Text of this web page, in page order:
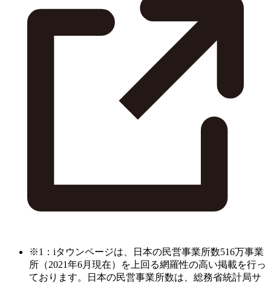
※1：iタウンページは、日本の民営事業所数516万事業
所（2021年6月現在）を上回る網羅性の高い掲載を行っ
ております。日本の民営事業所数は、総務省統計局サ